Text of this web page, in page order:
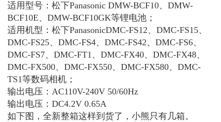
适用型号：松下Panasonic DMW-BCF10、DMW-
BCF10E、DMW-BCF10GK等锂电池；
适用机型：松下PanasonicDMC-FS12、DMC-FS15、
DMC-FS25、DMC-FS4、DMC-FS42、DMC-FS6、
DMC-FS7、DMC-FT1、DMC-FX40、DMC-FX48、
DMC-FX500、DMC-FX550、DMC-FX580、DMC-
TS1等数码相机；
输出电压：AC110V-240V 50/60Hz
输出电压：DC4.2V 0.65A
如下图，全新整箱这样到货了，小熊只有几箱。